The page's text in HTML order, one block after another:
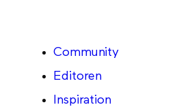
Community
Editoren
Inspiration